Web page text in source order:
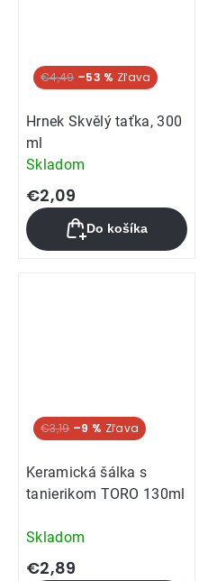
€4,49 –53 %
Hrnek Skvělý taťka, 300
ml
Skladom
€2,09
Do košíka
€3,19 –9 %
Keramická šálka s
tanierikom TORO 130ml
Skladom
€2,89